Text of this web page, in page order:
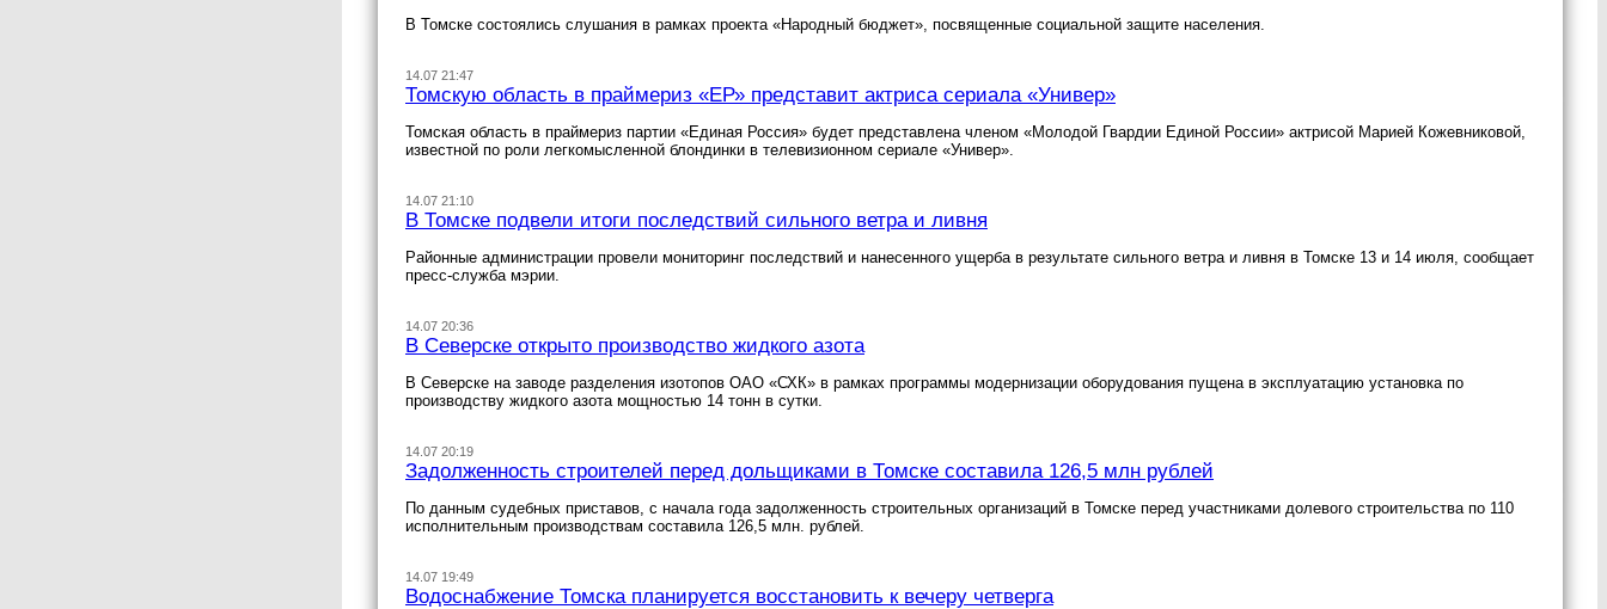
В Томске состоялись слушания в рамках проекта «Народный бюджет», посвященные социальной защите населения.
14.07 21:47
Томскую область в праймериз «ЕР» представит актриса сериала «Универ»
Томская область в праймериз партии «Единая Россия» будет представлена членом «Молодой Гвардии Единой России» актрисой Марией Кожевниковой,
известной по роли легкомысленной блондинки в телевизионном сериале «Универ».
14.07 21:10
В Томске подвели итоги последствий сильного ветра и ливня
Районные администрации провели мониторинг последствий и нанесенного ущерба в результате сильного ветра и ливня в Томске 13 и 14 июля, сообщает
пресс-служба мэрии.
14.07 20:36
В Северске открыто производство жидкого азота
В Северске на заводе разделения изотопов ОАО «СХК» в рамках программы модернизации оборудования пущена в эксплуатацию установка по
производству жидкого азота мощностью 14 тонн в сутки.
14.07 20:19
Задолженность строителей перед дольщиками в Томске составила 126,5 млн рублей
По данным судебных приставов, с начала года задолженность строительных организаций в Томске перед участниками долевого строительства по 110
исполнительным производствам составила 126,5 млн. рублей.
14.07 19:49
Водоснабжение Томска планируется восстановить к вечеру четверга